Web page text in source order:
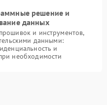
решение и
данных
и инструментов,
данными:
и
необходимости